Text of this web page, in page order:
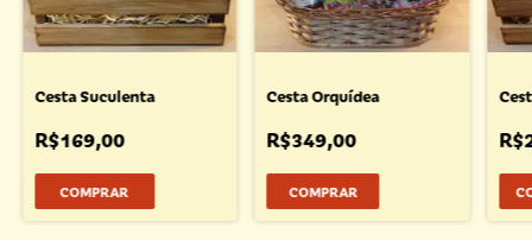
Cesta Suculenta
R$169,00
Cesta Orquídea
R$349,00
COMPRAR